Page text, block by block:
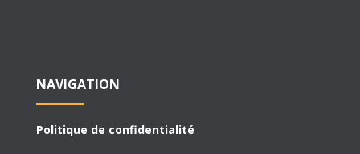
NAVIGATION
Politique de confidentialité